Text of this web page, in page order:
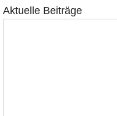
Aktuelle Beiträge